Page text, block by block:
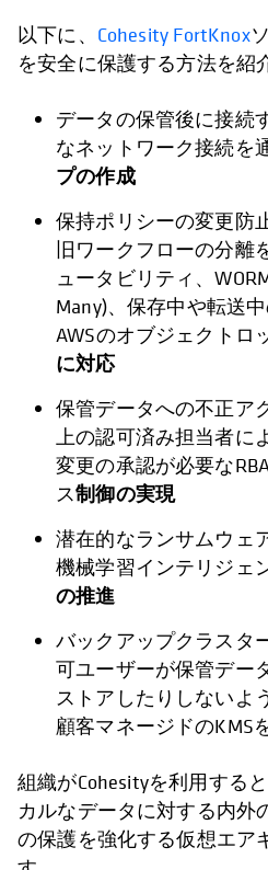
以下に、 Cohesity FortKnox
を安全に保護する方法を紹
データの保管後に接続
なネットワーク接続を
プの作成
保持ポリシーの変更防
旧ワークフローの分離
ュータビリティ、
Many)、保存中や転送
AWSのオブジェクトロ
に対応
保管データへの不正ア
上の認可済み担当者に
変更の承認が必要な
ス制御の実現
潜在的なランサムウェ
機械学習インテリジェ
の推進
バックアップクラスタ
可ユーザーが保管デー
ストアしたりしないよ
顧客マネージドのKMS
組織がCohesityを利用する
カルなデータに対する内外
の保護を強化する仮想エア